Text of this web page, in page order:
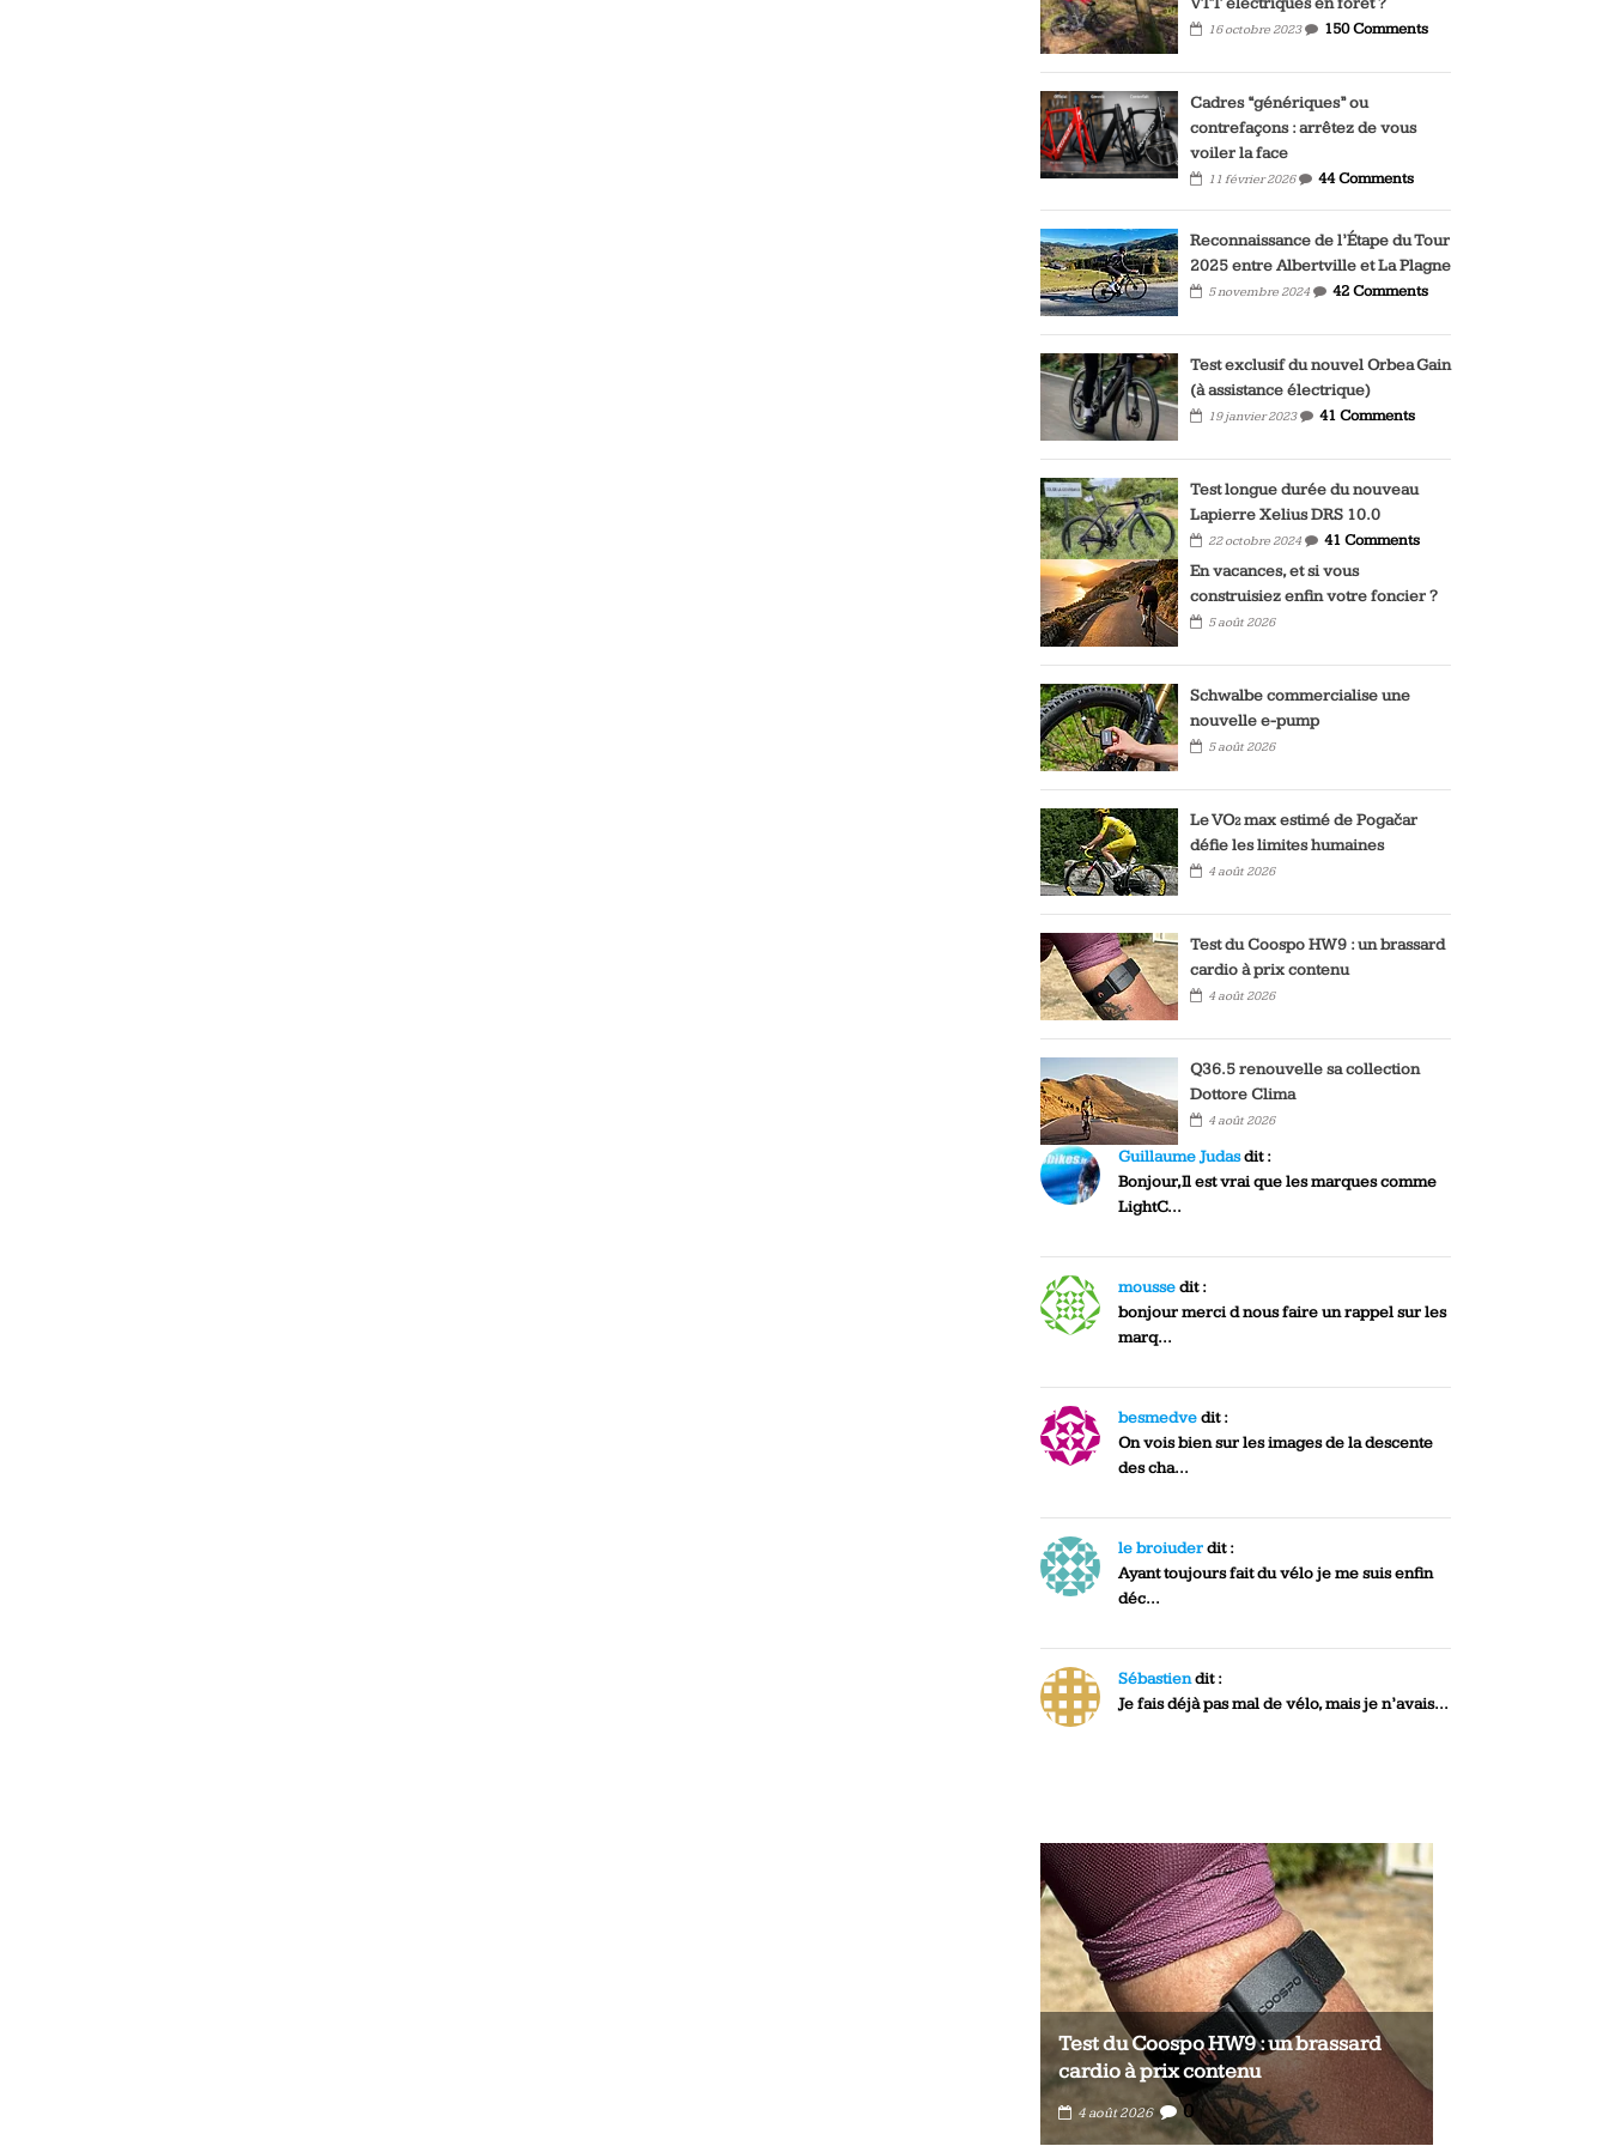
VTT électriques en forêt ?
16 octobre 2023 150 Comments
Cadres “génériques” ou
contrefaçons : arrêtez de vous
voiler la face
11 février 2026 44 Comments
Reconnaissance de l’Étape du Tour
2025 entre Albertville et La Plagne
5 novembre 2024 42 Comments
Test exclusif du nouvel Orbea Gain
(à assistance électrique)
19 janvier 2023 41 Comments
Test longue durée du nouveau
Lapierre Xelius DRS 10.0
22 octobre 2024
41 Comments
En vacances, et si vous
construisiez enfin votre foncier ?
5 août 2026
Schwalbe commercialise une
nouvelle e-pump
5 août 2026
Le VO₂ max estimé de Pogačar
défie les limites humaines
4 août 2026
Test du Coospo HW9 : un brassard
cardio à prix contenu
4 août 2026
Q36.5 renouvelle sa collection
Dottore Clima
4 août 2026
Guillaume Judasdit :
Bonjour,Il est vrai que les marques comme
LightC...
moussedit :
bonjour merci d nous faire un rappel sur les
marq...
besmedvedit :
On vois bien sur les images de la descente
des cha...
le broiuderdit :
Ayant toujours fait du vélo je me suis enfin
déc...
Sébastiendit :
Je fais déjà pas mal de vélo, mais je n’avais...
Test du Coospo HW9 : un brassard
cardio à prix contenu
4 août 2026 0